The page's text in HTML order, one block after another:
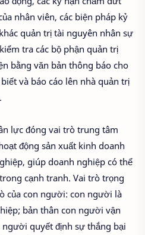
nhân viên, các biện pháp kỷ
quản trị tài nguyên nhân sự
tra các bộ phận quản trị
bằng văn bản thông báo cho
và báo cáo lên nhà quản trị
lực đóng vai trò trung tâm
động sản xuất kinh doanh
giúp doanh nghiệp có thể
cạnh tranh. Vai trò trọng
của con người: con người là
bản thân con người vận
quyết định sự thắng bại